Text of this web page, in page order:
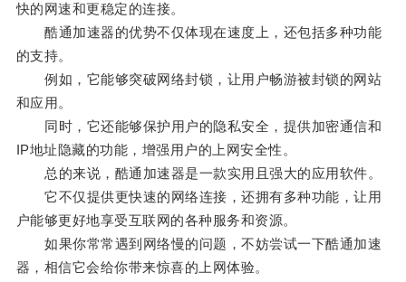
快的网速和更稳定的连接。
酷通加速器的优势不仅体现在速度上，还包括多种功能
的支持。
例如，它能够突破网络封锁，让用户畅游被封锁的网站
和应用。
同时，它还能够保护用户的隐私安全，提供加密通信和
IP地址隐藏的功能，增强用户的上网安全性。
总的来说，酷通加速器是一款实用且强大的应用软件。
它不仅提供更快速的网络连接，还拥有多种功能，让用
户能够更好地享受互联网的各种服务和资源。
如果你常常遇到网络慢的问题，不妨尝试一下酷通加速
器，相信它会给你带来惊喜的上网体验。